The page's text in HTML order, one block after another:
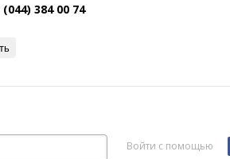
(044) 384 00 74
Войти с помощью